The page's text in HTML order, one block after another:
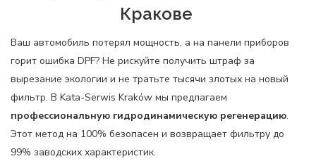
Кракове
Ваш автомобиль потерял мощность, а на панели приборов
горит ошибка DPF? Не рискуйте получить штраф за
вырезание экологии и не тратьте тысячи злотых на новый
фильтр. В Kata-Serwis Kraków мы предлагаем
профессиональную гидродинамическую регенерацию.
Этот метод на 100% безопасен и возвращает фильтру до
99% заводских характеристик.